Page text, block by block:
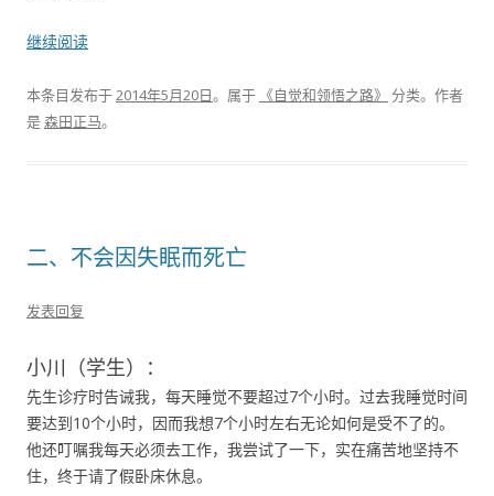
继续阅读
本条目发布于2014年5月20日。属于 《自觉和领悟之路》 分类。 作者
是森田正马。
二、不会因失眠而死亡
发表回复
小川（学生）：
先生诊疗时告诫我，每天睡觉不要超过7个小时。过去我睡觉时间
要达到10个小时，因而我想7个小时左右无论如何是受不了的。
他还叮嘱我每天必须去工作，我尝试了一下，实在痛苦地坚持不
住，终于请了假卧床休息。